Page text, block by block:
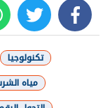
facebook
twitter
تكنولوجيا
مياه